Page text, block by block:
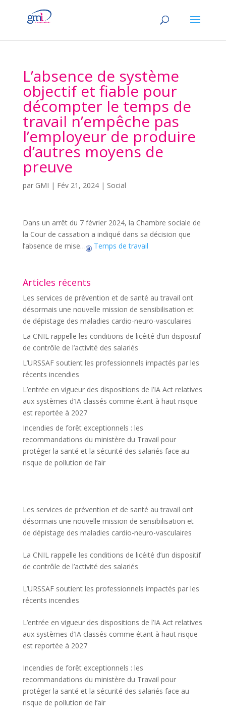
L’absence de système
objectif et fiable pour
décompter le temps de
travail n’empêche pas
l’employeur de produire
d’autres moyens de
preuve
par GMI | Fév 21, 2024| Social
Dans un arrêt du 7 février 2024, la Chambre sociale de
la Cour de cassation a indiqué dans sa décision que
l’absence de mise…
Temps de travail
Articles récents
Les services de prévention et de santé au travail ont
désormais une nouvelle mission de sensibilisation et
de dépistage des maladies cardio-neuro-vasculaires
La CNIL rappelle les conditions de licéité d’un dispositif
de contrôle de l’activité des salariés
L’URSSAF soutient les professionnels impactés par les
récents incendies
L’entrée en vigueur des dispositions de l’IA Act relatives
aux systèmes d’IA classés comme étant à haut risque
est reportée à 2027
Incendies de forêt exceptionnels : les
recommandations du ministère du Travail pour
protéger la santé et la sécurité des salariés face au
risque de pollution de l’air
Les services de prévention et de santé au travail ont
désormais une nouvelle mission de sensibilisation et
de dépistage des maladies cardio-neuro-vasculaires
La CNIL rappelle les conditions de licéité d’un dispositif
de contrôle de l’activité des salariés
L’URSSAF soutient les professionnels impactés par les
récents incendies
L’entrée en vigueur des dispositions de l’IA Act relatives
aux systèmes d’IA classés comme étant à haut risque
est reportée à 2027
Incendies de forêt exceptionnels : les
recommandations du ministère du Travail pour
protéger la santé et la sécurité des salariés face au
risque de pollution de l’air